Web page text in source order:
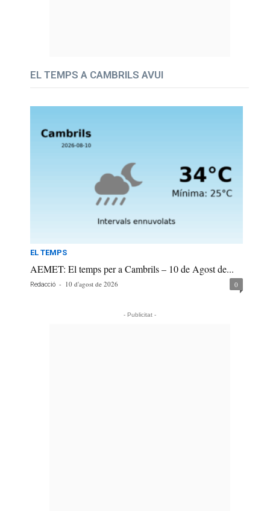
EL TEMPS A CAMBRILS AVUI
EL TEMPS
AEMET: El temps per a Cambrils – 10 de Agost de...
Redacció - 10 d'agost de 2026 0
- Publicitat -